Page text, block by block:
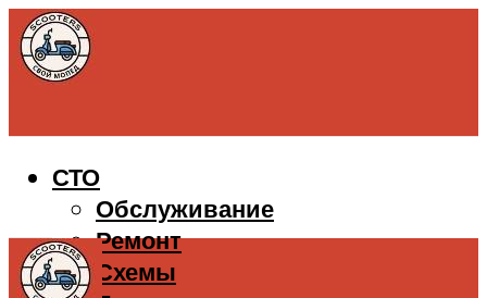
СТО
Обслуживание
Ремонт
Схемы